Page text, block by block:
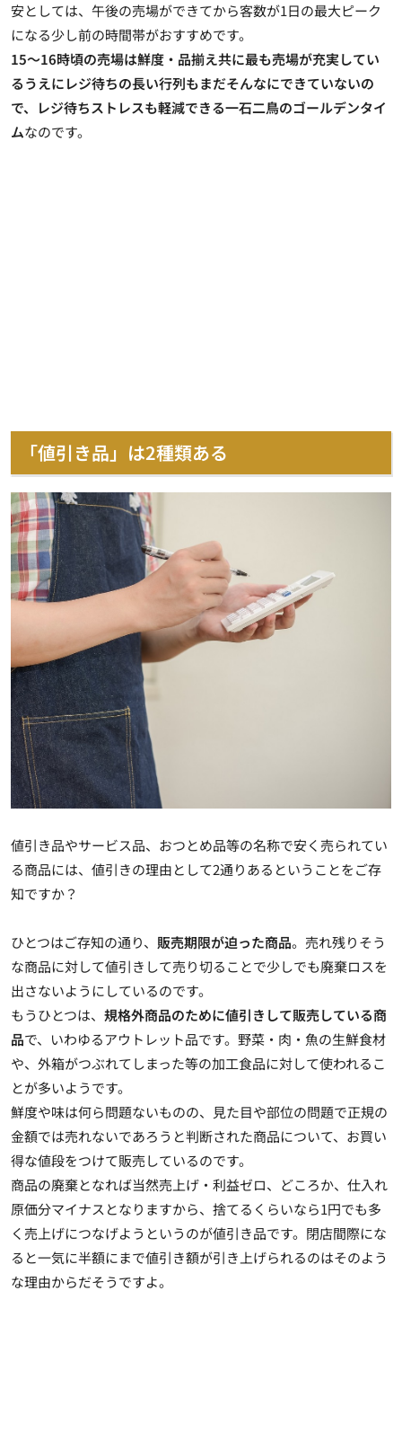
安としては、午後の売場ができてから客数が1日の最大ピーク
になる少し前の時間帯がおすすめです。
15～16時頃の売場は鮮度・品揃え共に最も売場が充実してい
るうえにレジ待ちの長い行列もまだそんなにできていないの
で、レジ待ちストレスも軽減できる一石二鳥のゴールデンタイ
ムなのです。
「値引き品」は2種類ある
値引き品やサービス品、おつとめ品等の名称で安く売られてい
る商品には、値引きの理由として2通りあるということをご存
知ですか？
ひとつはご存知の通り、 販売期限が迫った商品。売れ残りそう
な商品に対して値引きして売り切ることで少しでも廃棄ロスを
出さないようにしているのです。
もうひとつは、 規格外商品のために値引きして販売している商
品で、いわゆるアウトレット品です。野菜・肉・魚の生鮮食材
や、外箱がつぶれてしまった等の加工食品に対して使われるこ
とが多いようです。
鮮度や味は何ら問題ないものの、見た目や部位の問題で正規の
金額では売れないであろうと判断された商品について、お買い
得な値段をつけて販売しているのです。
商品の廃棄となれば当然売上げ・利益ゼロ、どころか、仕入れ
原価分マイナスとなりますから、捨てるくらいなら1円でも多
く売上げにつなげようというのが値引き品です。閉店間際にな
ると一気に半額にまで値引き額が引き上げられるのはそのよう
な理由からだそうですよ。